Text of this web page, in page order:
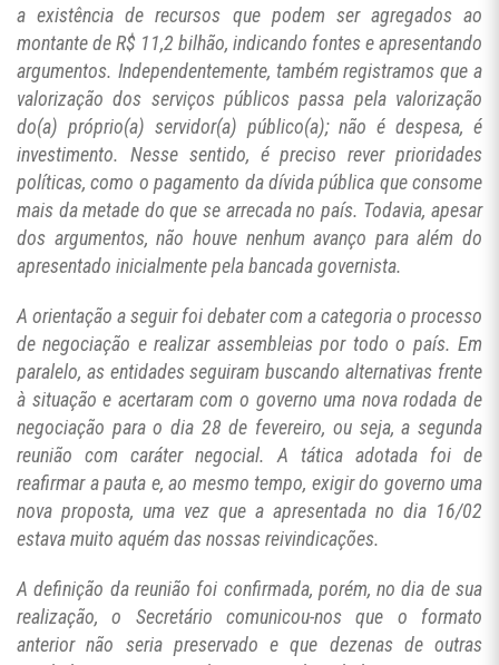
a existência de recursos que podem ser agregados ao
montante de R$ 11,2 bilhão, indicando fontes e apresentando
argumentos. Independentemente, também registramos que a
valorização dos serviços públicos passa pela valorização
do(a) próprio(a) servidor(a) público(a); não é despesa, é
investimento. Nesse sentido, é preciso rever prioridades
políticas, como o pagamento da dívida pública que consome
mais da metade do que se arrecada no país. Todavia, apesar
dos argumentos, não houve nenhum avanço para além do
apresentado inicialmente pela bancada governista.
A orientação a seguir foi debater com a categoria o processo
de negociação e realizar assembleias por todo o país. Em
paralelo, as entidades seguiram buscando alternativas frente
à situação e acertaram com o governo uma nova rodada de
negociação para o dia 28 de fevereiro, ou seja, a segunda
reunião com caráter negocial. A tática adotada foi de
reafirmar a pauta e, ao mesmo tempo, exigir do governo uma
nova proposta, uma vez que a apresentada no dia 16/02
estava muito aquém das nossas reivindicações.
A definição da reunião foi confirmada, porém, no dia de sua
realização, o Secretário comunicou-nos que o formato
anterior não seria preservado e que dezenas de outras